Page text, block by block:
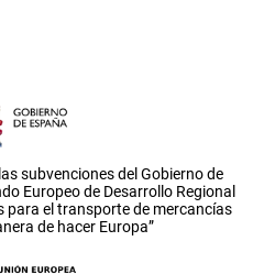
subvenciones del Gobierno de
Europeo de Desarrollo Regional
para el transporte de mercancías
de hacer Europa”